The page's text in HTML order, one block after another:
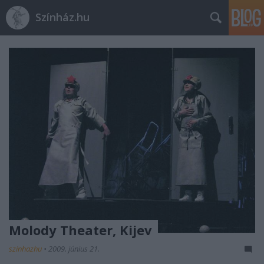
Színház.hu
Molody Theater, Kijev
szinhazhu • 2009. június 21.